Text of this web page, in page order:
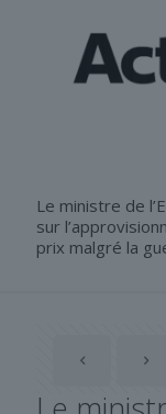
Le ministre de
sur
prix malgré la